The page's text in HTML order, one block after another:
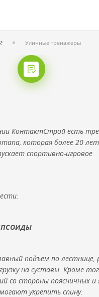
Уличные тренажеры
КонтактСтрой есть
которая более 20 лет
спортивно-игровое
подъем по лестнице,
на суставы. Кроме
со стороны поясничных и
укрепить спину.